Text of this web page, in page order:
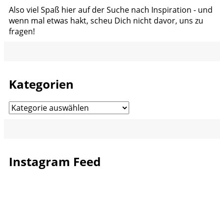
Also viel Spaß hier auf der Suche nach Inspiration - und
wenn mal etwas hakt, scheu Dich nicht davor, uns zu
fragen!
Kategorien
Kategorien
Instagram Feed